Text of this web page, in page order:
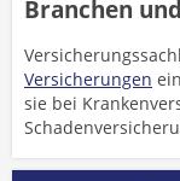
Branchen
Versicherungen
sie bei